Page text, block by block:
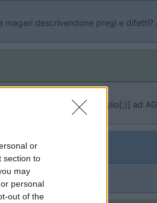
or
section to
may
personal
out of the
magari descrivendone pregi e difetti?
da Giugno[8D] a Luglio[;)] ad